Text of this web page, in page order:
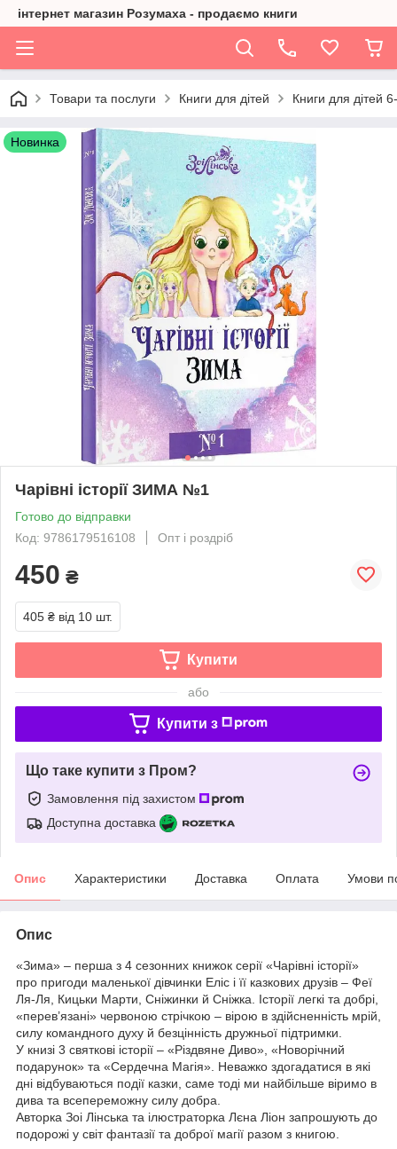
інтернет магазин Розумаха - продаємо книги
Товари та послуги Книги для дітей Книги для дітей
Новинка
Чарівні історії ЗИМА №1
Готово до відправки
Код: 9786179516108
Опт і роздріб
450 ₴
405 ₴ від 10 шт.
Купити
або
Купити з
Що таке купити з Пром?
Замовлення під захистом
Доступна доставка
Опис Характеристики Доставка Оплата Умови
Опис
«Зима» – перша з 4 сезонних книжок серії «Чарівні історії»
про пригоди маленької дівчинки Еліс і її казкових друзів – Феї
Ля-Ля, Кицьки Марти, Сніжинки й Сніжка. Історії легкі та добрі,
«перев’язані» червоною стрічкою – вірою в здійсненність мрій,
силу командного духу й безцінність дружньої підтримки.
У книзі 3 святкові історії – «Різдвяне Диво», «Новорічний
подарунок» та «Сердечна Магія». Неважко здогадатися в які
дні відбуваються події казки, саме тоді ми найбільше віримо в
дива та всепереможну силу добра.
Авторка Зоі Лінська та ілюстраторка Лєна Ліон запрошують до
подорожі у світ фантазії та доброї магії разом з книгою.